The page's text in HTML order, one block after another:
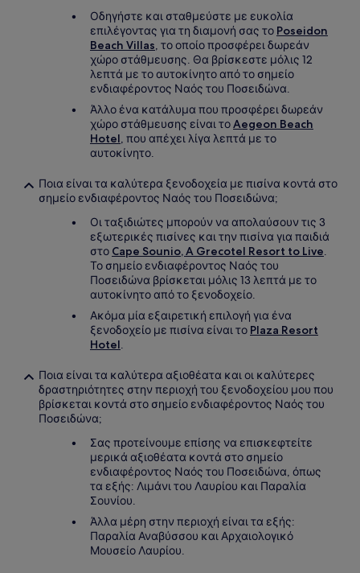
Οδηγήστε και σταθμεύστε με ευκολία
επιλέγοντας για τη διαμονή σας το Poseidon
Beach Villas, το οποίο προσφέρει δωρεάν
χώρο στάθμευσης. Θα βρίσκεστε μόλις 12
λεπτά με το αυτοκίνητο από το σημείο
ενδιαφέροντος Ναός του Ποσειδώνα.
Άλλο ένα κατάλυμα που προσφέρει δωρεάν
χώρο στάθμευσης είναι τοAegeon Beach
Hotel, που απέχει λίγα λεπτά με το
αυτοκίνητο.
Ποια είναι τα καλύτερα ξενοδοχεία με πισίνα κοντά στο
σημείο ενδιαφέροντος Ναός του Ποσειδώνα;
Οι ταξιδιώτες μπορούν να απολαύσουν τις 3
εξωτερικές πισίνες και την πισίνα για παιδιά
στο Cape Sounio, A Grecotel Resort to Live.
Το σημείο ενδιαφέροντος Ναός του
Ποσειδώνα βρίσκεται μόλις 13 λεπτά με το
αυτοκίνητο από το ξενοδοχείο.
Ακόμα μία εξαιρετική επιλογή για ένα
ξενοδοχείο με πισίνα είναι το Plaza Resort
Hotel.
Ποια είναι τα καλύτερα αξιοθέατα και οι καλύτερες
δραστηριότητες στην περιοχή του ξενοδοχείου μου που
βρίσκεται κοντά στο σημείο ενδιαφέροντος Ναός του
Ποσειδώνα;
Σας προτείνουμε επίσης να επισκεφτείτε
μερικά αξιοθέατα κοντά στο σημείο
ενδιαφέροντος Ναός του Ποσειδώνα, όπως
τα εξής: Λιμάνι του Λαυρίου και Παραλία
Σουνίου.
Άλλα μέρη στην περιοχή είναι τα εξής:
Παραλία Αναβύσσου και Αρχαιολογικό
Μουσείο Λαυρίου.